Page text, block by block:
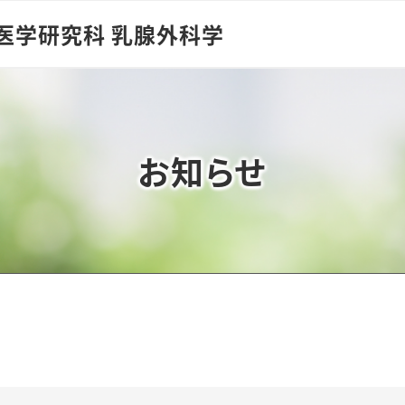
学研究科 乳腺外科学
お知らせ